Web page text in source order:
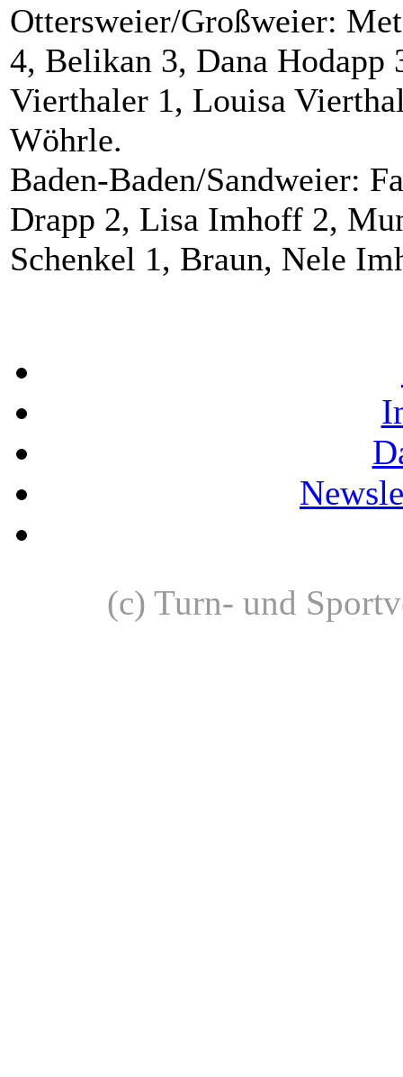
Ottersweier/Großweier:
4, Belikan 3, Dana Hodapp
Vierthaler 1, Louisa
Wöhrle.
Baden-Baden/Sandweier:
Drapp 2, Lisa Imhoff 2,
Schenkel 1, Braun, Nele
(c) Turn- und